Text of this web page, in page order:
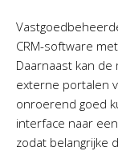
CRM-software
Daarnaast kan
externe portalen
onroerend goed
interface naar
zodat belangrijke